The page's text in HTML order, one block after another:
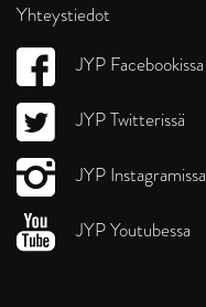
Yhteystiedot
JYP Facebookissa
JYP Twitterissä
JYP Instagramissa
JYP Youtubessa